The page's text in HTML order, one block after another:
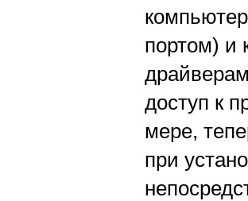
портом) и
доступ к
мере,
при